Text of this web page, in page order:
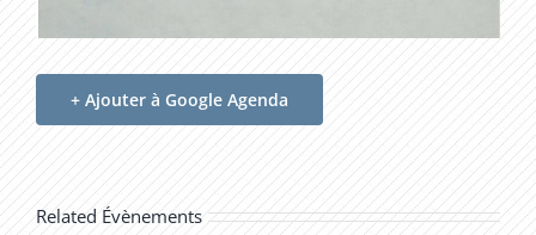
+ Ajouter à Google Agenda
Related Évènements